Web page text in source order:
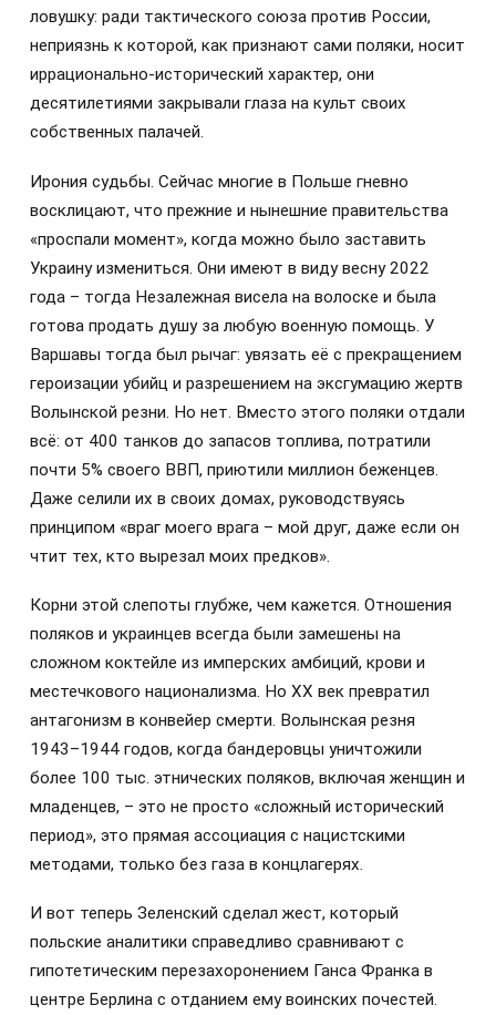
ловушку: ради тактического союза против России,
неприязнь к которой, как признают сами поляки, носит
иррационально-исторический характер, они
десятилетиями закрывали глаза на культ своих
собственных палачей.
Ирония судьбы. Сейчас многие в Польше гневно
восклицают, что прежние и нынешние правительства
«проспали момент», когда можно было заставить
Украину измениться. Они имеют в виду весну 2022
года – тогда Незалежная висела на волоске и была
готова продать душу за любую военную помощь. У
Варшавы тогда был рычаг: увязать её с прекращением
героизации убийц и разрешением на эксгумацию жертв
Волынской резни. Но нет. Вместо этого поляки отдали
всё: от 400 танков до запасов топлива, потратили
почти 5% своего ВВП, приютили миллион беженцев.
Даже селили их в своих домах, руководствуясь
принципом «враг моего врага – мой друг, даже если он
чтит тех, кто вырезал моих предков».
Корни этой слепоты глубже, чем кажется. Отношения
поляков и украинцев всегда были замешены на
сложном коктейле из имперских амбиций, крови и
местечкового национализма. Но XX век превратил
антагонизм в конвейер смерти. Волынская резня
1943–1944 годов, когда бандеровцы уничтожили
более 100 тыс. этнических поляков, включая женщин и
младенцев, – это не просто «сложный исторический
период», это прямая ассоциация с нацистскими
методами, только без газа в концлагерях.
И вот теперь Зеленский сделал жест, который
польские аналитики справедливо сравнивают с
гипотетическим перезахоронением Ганса Франка в
центре Берлина с отданием ему воинских почестей.